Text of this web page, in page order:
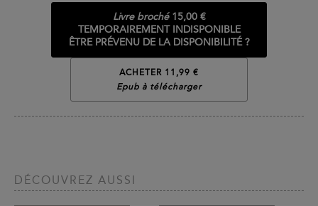
Livre broché 15,00 €
TEMPORAIREMENT INDISPONIBLE
ÊTRE PRÉVENU DE LA DISPONIBILITÉ ?
ACHETER 11,99 €
Epub à télécharger
DÉCOUVREZ AUSSI